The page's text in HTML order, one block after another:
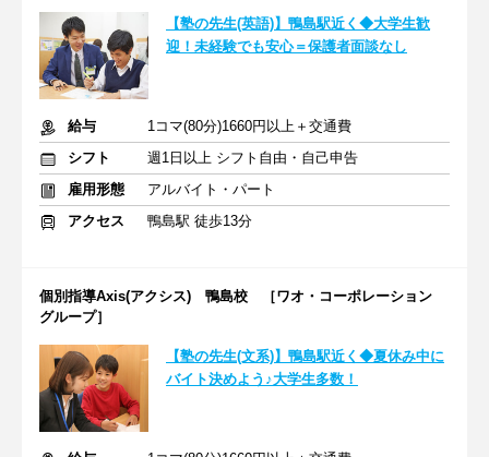
【塾の先生(英語)】鴨島駅近く◆大学生歓
迎！未経験でも安心＝保護者面談なし
給与
1コマ(80分)1660円以上＋交通費
シフト
週1日以上 シフト自由・自己申告
雇用形態
アルバイト・パート
アクセス
鴨島駅 徒歩13分
個別指導Axis(アクシス) 鴨島校 ［ワオ・コーポレーション
グループ］
【塾の先生(文系)】鴨島駅近く◆夏休み中に
バイト決めよう♪大学生多数！